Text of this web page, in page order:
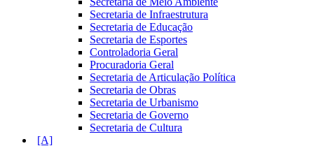
Secretaria de Infraestrutura
Secretaria de Educação
Secretaria de Esportes
Controladoria Geral
Procuradoria Geral
Secretaria de Articulação Política
Secretaria de Obras
Secretaria de Urbanismo
Secretaria de Governo
Secretaria de Cultura